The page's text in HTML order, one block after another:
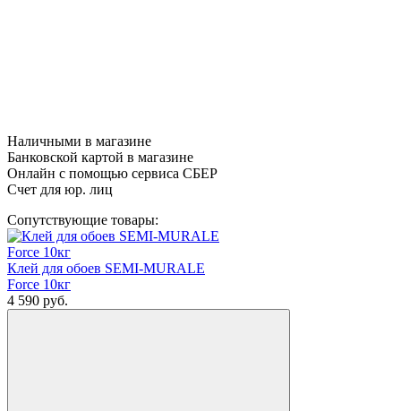
Наличными в магазине
Банковской картой в магазине
Онлайн с помощью сервиса СБЕР
Счет для юр. лиц
Сопутствующие товары:
Клей для обоев SEMI-MURALE
Force 10кг
4 590 руб.